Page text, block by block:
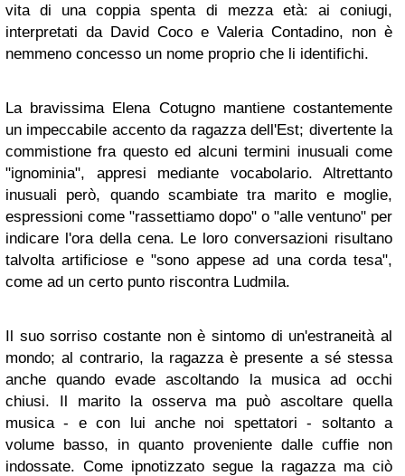
vita di una coppia spenta di mezza età: ai coniugi,
interpretati da David Coco e Valeria Contadino, non è
nemmeno concesso un nome proprio che li identifichi.
La bravissima Elena Cotugno mantiene costantemente
un impeccabile accento da ragazza dell'Est; divertente la
commistione fra questo ed alcuni termini inusuali come
"ignominia", appresi mediante vocabolario. Altrettanto
inusuali però, quando scambiate tra marito e moglie,
espressioni come "rassettiamo dopo" o "alle ventuno" per
indicare l'ora della cena. Le loro conversazioni risultano
talvolta artificiose e "sono appese ad una corda tesa",
come ad un certo punto riscontra Ludmila.
Il suo sorriso costante non è sintomo di un'estraneità al
mondo; al contrario, la ragazza è presente a sé stessa
anche quando evade ascoltando la musica ad occhi
chiusi. Il marito la osserva ma può ascoltare quella
musica - e con lui anche noi spettatori - soltanto a
volume basso, in quanto proveniente dalle cuffie non
indossate. Come ipnotizzato segue la ragazza ma ciò